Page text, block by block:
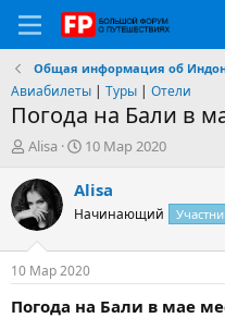
Общая информация об
Авиабилеты | Туры | Отели
Погода на Бали в
А
т
о
р
т
е
м
ы
Alisa
Д
т
н
ч
а
л
10 Мар 2020
Alisa
Начинающий
10 Мар 2020
Погода на Бали в мае